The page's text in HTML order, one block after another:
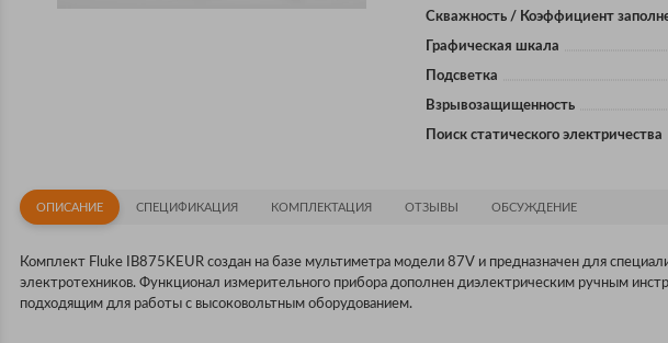
Скважность / Коэффициент
Графическая шкала
Подсветка
Взрывозащищенность
Поиск статического электричества
ОПИСАНИЕ СПЕЦИФИКАЦИЯ КОМПЛЕКТАЦИЯ ОТЗЫВЫ ОБСУЖДЕНИЕ
Комплект Fluke IB875KEUR создан на базе мультиметра модели 87V и предназначен для
электротехников. Функционал измерительного прибора дополнен диэлектрическим ручным
подходящим для работы с высоковольтным оборудованием.